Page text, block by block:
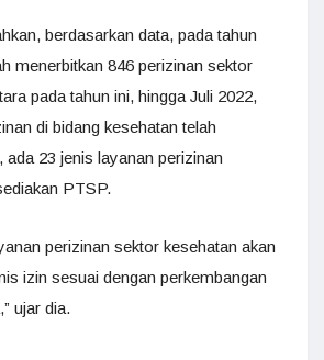
berdasarkan data, pada tahun
menerbitkan 846 perizinan sektor
pada tahun ini, hingga Juli 2022,
di bidang kesehatan telah
ada 23 jenis layanan perizinan
PTSP.
perizinan sektor kesehatan akan
izin sesuai dengan perkembangan
ujar dia.